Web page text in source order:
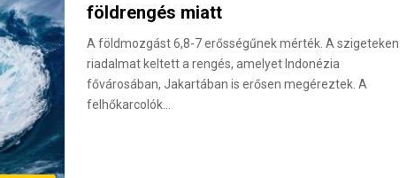
földrengés miatt
A földmozgást 6,8-7 erősségűnek mérték. A szigeteken
riadalmat keltett a rengés, amelyet Indonézia
fővárosában, Jakartában is erősen megéreztek. A
felhőkarcolók…